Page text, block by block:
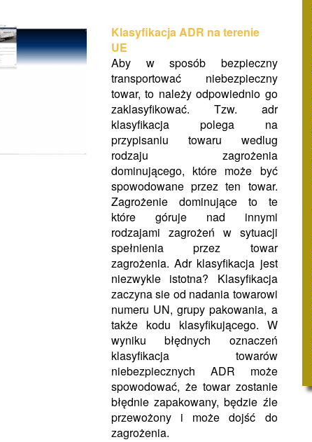
Klasyfikacja ADR na terenie
UE
Aby w sposób bezpieczny
transportować niebezpieczny
towar, to należy odpowiednio go
zaklasyfikować. Tzw. adr
klasyfikacja polega na
przypisaniu towaru wedlug
rodzaju zagrożenia
dominującego, które może być
spowodowane przez ten towar.
Zagrożenie dominujące to te
które góruje nad innymi
rodzajami zagrożeń w sytuacji
spełnienia przez towar
zagrożenia. Adr klasyfikacja jest
niezwykle istotna? Klasyfikacja
zaczyna sie od nadania towarowi
numeru UN, grupy pakowania, a
także kodu klasyfikującego. W
wyniku błędnych oznaczeń
klasyfikacja towarów
niebezpiecznych ADR może
spowodować, że towar zostanie
błędnie zapakowany, będzie źle
przewożony i może dojść do
zagrożenia.